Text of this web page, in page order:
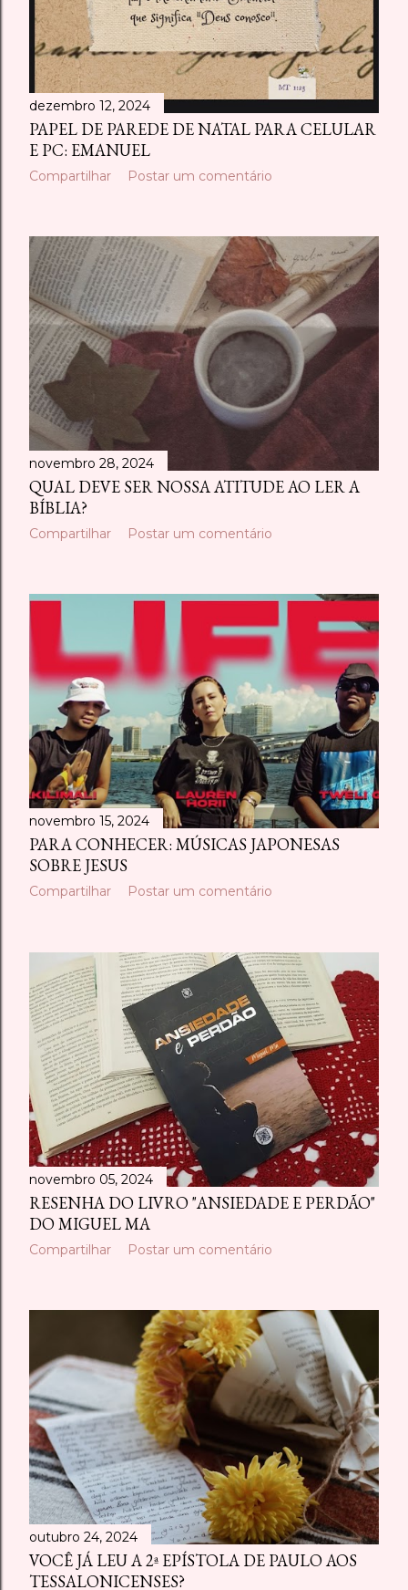
dezembro 12, 2024
PAPEL DE PAREDE DE NATAL PARA CELULAR
E PC: EMANUEL
Compartilhar Postar um comentário
novembro 28, 2024
QUAL DEVE SER NOSSA ATITUDE AO LER A
BÍBLIA?
Compartilhar Postar um comentário
novembro 15, 2024
PARA CONHECER: MÚSICAS JAPONESAS
SOBRE JESUS
Compartilhar Postar um comentário
novembro 05, 2024
RESENHA DO LIVRO "ANSIEDADE E PERDÃO"
DO MIGUEL MA
Compartilhar Postar um comentário
outubro 24, 2024
VOCÊ JÁ LEU A 2ª EPÍSTOLA DE PAULO AOS
TESSALONICENSES?